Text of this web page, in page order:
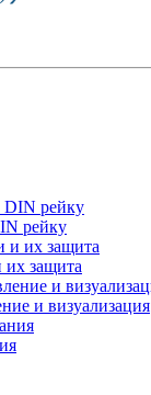
рейку
их защита
и визуализация